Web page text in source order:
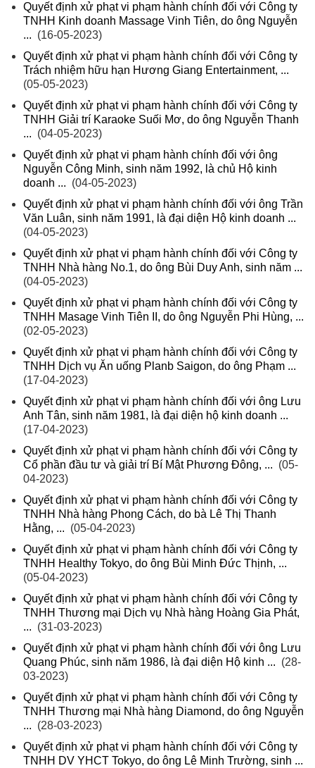
Quyết định xử phạt vi phạm hành chính đối với Công ty
TNHH Kinh doanh Massage Vinh Tiên, do ông Nguyễn
... (16-05-2023)
Quyết định xử phạt vi phạm hành chính đối với Công ty
Trách nhiệm hữu hạn Hương Giang Entertainment, ...
(05-05-2023)
Quyết định xử phạt vi phạm hành chính đối với Công ty
TNHH Giải trí Karaoke Suối Mơ, do ông Nguyễn Thanh
... (04-05-2023)
Quyết định xử phạt vi phạm hành chính đối với ông
Nguyễn Công Minh, sinh năm 1992, là chủ Hộ kinh
doanh ... (04-05-2023)
Quyết định xử phạt vi phạm hành chính đối với ông Trần
Văn Luân, sinh năm 1991, là đại diện Hộ kinh doanh ...
(04-05-2023)
Quyết định xử phạt vi phạm hành chính đối với Công ty
TNHH Nhà hàng No.1, do ông Bùi Duy Anh, sinh năm ...
(04-05-2023)
Quyết định xử phạt vi phạm hành chính đối với Công ty
TNHH Masage Vinh Tiên II, do ông Nguyễn Phi Hùng, ...
(02-05-2023)
Quyết định xử phạt vi phạm hành chính đối với Công ty
TNHH Dịch vụ Ăn uống Planb Saigon, do ông Phạm ...
(17-04-2023)
Quyết định xử phạt vi phạm hành chính đối với ông Lưu
Anh Tân, sinh năm 1981, là đại diện hộ kinh doanh ...
(17-04-2023)
Quyết định xử phạt vi phạm hành chính đối với Công ty
Cổ phần đầu tư và giải trí Bí Mật Phương Đông, ... (05-
04-2023)
Quyết định xử phạt vi phạm hành chính đối với Công ty
TNHH Nhà hàng Phong Cách, do bà Lê Thị Thanh
Hằng, ... (05-04-2023)
Quyết định xử phạt vi phạm hành chính đối với Công ty
TNHH Healthy Tokyo, do ông Bùi Minh Đức Thịnh, ...
(05-04-2023)
Quyết định xử phạt vi phạm hành chính đối với Công ty
TNHH Thương mại Dịch vụ Nhà hàng Hoàng Gia Phát,
... (31-03-2023)
Quyết định xử phạt vi phạm hành chính đối với ông Lưu
Quang Phúc, sinh năm 1986, là đại diện Hộ kinh ... (28-
03-2023)
Quyết định xử phạt vi phạm hành chính đối với Công ty
TNHH Thương mại Nhà hàng Diamond, do ông Nguyễn
... (28-03-2023)
Quyết định xử phạt vi phạm hành chính đối với Công ty
TNHH DV YHCT Tokyo, do ông Lê Minh Trường, sinh ...